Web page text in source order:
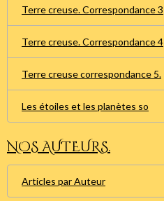
Terre creuse. Correspondance 3
Terre creuse. Correspondance 4
Terre creuse correspondance 5.
Les étoiles et les planètes so
NOS AUTEURS.
Articles par Auteur